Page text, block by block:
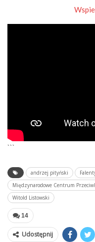
```
andrzej pityński
Międzynarodowe Centrum
Witold Listowski
14
Udostępnij